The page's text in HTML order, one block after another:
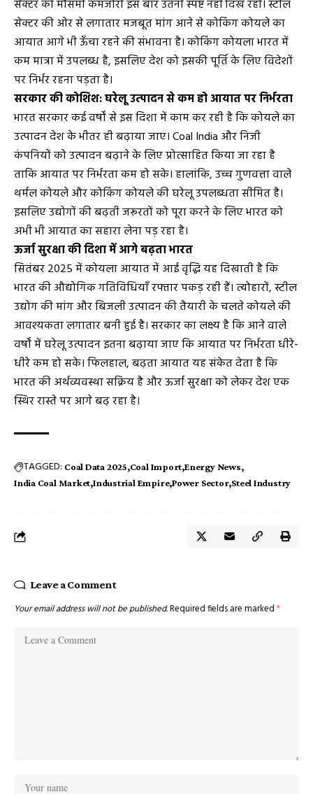
सेक्टर की मौसमी कमजोरी इस बार उतनी स्पष्ट नहीं दिख रही। स्टील
सेक्टर की ओर से लगातार मजबूत मांग आने से कोकिंग कोयले का
आयात आगे भी ऊँचा रहने की संभावना है। कोकिंग कोयला भारत में
कम मात्रा में उपलब्ध है, इसलिए देश को इसकी पूर्ति के लिए विदेशों
पर निर्भर रहना पड़ता है।
सरकार की कोशिश: घरेलू उत्पादन से कम हो आयात पर निर्भरता
भारत सरकार कई वर्षों से इस दिशा में काम कर रही है कि कोयले का
उत्पादन देश के भीतर ही बढ़ाया जाए। Coal India और निजी
कंपनियों को उत्पादन बढ़ाने के लिए प्रोत्साहित किया जा रहा है
ताकि आयात पर निर्भरता कम हो सके। हालांकि, उच्च गुणवत्ता वाले
थर्मल कोयले और कोकिंग कोयले की घरेलू उपलब्धता सीमित है।
इसलिए उद्योगों की बढ़ती जरूरतों को पूरा करने के लिए भारत को
अभी भी आयात का सहारा लेना पड़ रहा है।
ऊर्जा सुरक्षा की दिशा में आगे बढ़ता भारत
सितंबर 2025 में कोयला आयात में आई वृद्धि यह दिखाती है कि
भारत की औद्योगिक गतिविधियाँ रफ्तार पकड़ रही हैं। त्योहारों, स्टील
उद्योग की मांग और बिजली उत्पादन की तैयारी के चलते कोयले की
आवश्यकता लगातार बनी हुई है। सरकार का लक्ष्य है कि आने वाले
वर्षों में घरेलू उत्पादन इतना बढ़ाया जाए कि आयात पर निर्भरता धीरे-
धीरे कम हो सके। फिलहाल, बढ़ता आयात यह संकेत देता है कि
भारत की अर्थव्यवस्था सक्रिय है और ऊर्जा सुरक्षा को लेकर देश एक
स्थिर रास्ते पर आगे बढ़ रहा है।
TAGGED: Coal Data 2025 Coal Import Energy News
India Coal Market Industrial Empire Power Sector Steel Industry
Leave a Comment
Your email address will not be published.Required fields are marked *